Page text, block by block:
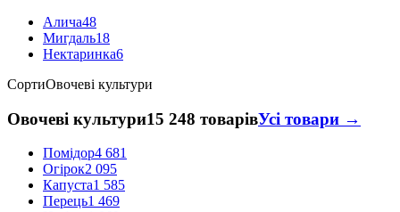
Алича48
Мигдаль18
Нектаринка6
СортиОвочеві культури
Овочеві культури15 248 товарівУсі товари →
Помідор4 681
Огірок2 095
Капуста1 585
Перець1 469